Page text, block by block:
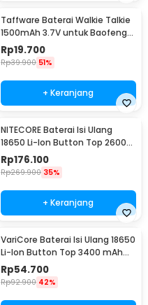
Taffware Baterai Walkie Talkie
1500mAh 3.7V untuk Baofeng
BF-UV3R - BL-3
Rp19.700
Rp39.900 51%
+ Keranjang
NITECORE Baterai Isi Ulang
18650 Li-Ion Button Top 2600
mAh 3.7V 1 PCS - NL1826
Rp176.100
Rp269.900 35%
+ Keranjang
VariCore Baterai Isi Ulang 18650
Li-Ion Button Top 3400 mAh
3.7V 1 PCS 3400mAh
Rp54.700
Rp92.900 42%